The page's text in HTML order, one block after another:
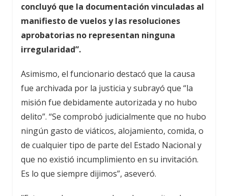
concluyó que la documentación vinculadas al
manifiesto de vuelos y las resoluciones
aprobatorias no representan ninguna
irregularidad”.
Asimismo, el funcionario destacó que la causa
fue archivada por la justicia y subrayó que “la
misión fue debidamente autorizada y no hubo
delito”. “Se comprobó judicialmente que no hubo
ningún gasto de viáticos, alojamiento, comida, o
de cualquier tipo de parte del Estado Nacional y
que no existió incumplimiento en su invitación.
Es lo que siempre dijimos”, aseveró.